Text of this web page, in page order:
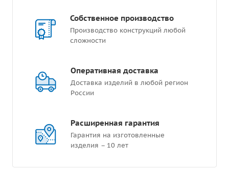
Собственное производство
Производство конструкций любой
сложности
Оперативная доставка
Доставка изделий в любой регион
России
Расширенная гарантия
Гарантия на изготовленные
изделия – 10 лет